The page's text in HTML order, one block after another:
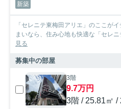
新築
「セレニテ東梅田アリエ」のここが
まいなら、住み心地も快適な「セレ
見る
募集中の部屋
3階
9.7万円
3階 / 25.81㎡ /